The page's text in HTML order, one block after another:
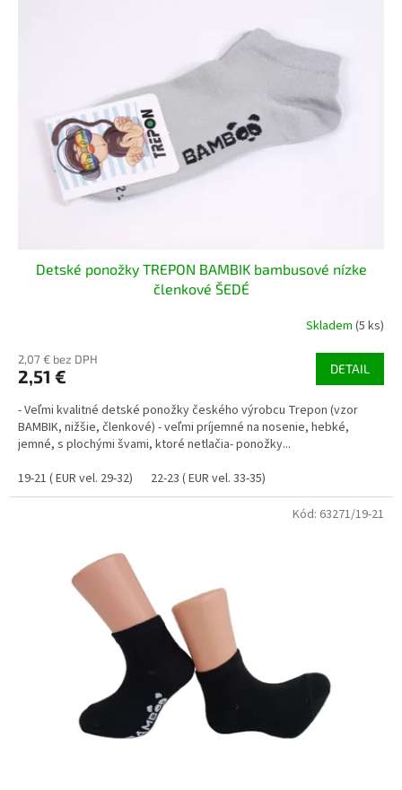
Detské ponožky TREPON BAMBIK bambusové nízke
členkové ŠEDÉ
Skladem (5 ks)
2,07 € bez DPH
2,51 € DETAIL
- Veľmi kvalitné detské ponožky českého výrobcu Trepon (vzor
BAMBIK, nižšie, členkové) - veľmi príjemné na nosenie, hebké,
jemné, s plochými švami, ktoré netlačia- ponožky...
19-21 ( EUR vel. 29-32)
22-23 ( EUR vel. 33-35)
Kód: 63271/19-21